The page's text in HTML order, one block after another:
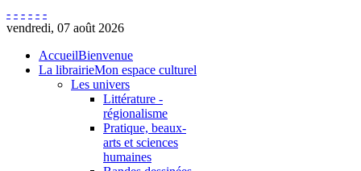
- - - - - -
vendredi, 07 août 2026
AccueilBienvenue
La librairieMon espace culturel
Les univers
Littérature -
régionalisme
Pratique, beaux-
arts et sciences
humaines